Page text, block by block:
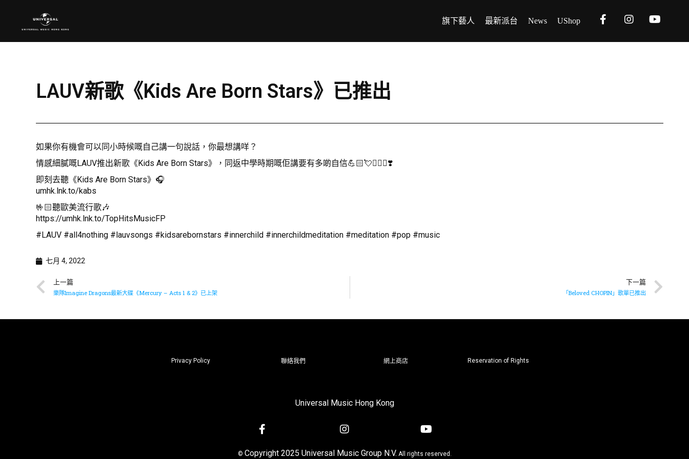
旗下藝人 最新派台 News UShop
LAUV新歌《Kids Are Born Stars》已推出
如果你有機會可以同小時候嘅自己講一句說話，你最想講咩？
情感細膩嘅LAUV推出新歌《Kids Are Born Stars》，同返中學時期嘅佢講要有多啲自信💪🏻💘🙆🏻‍♂️❣️
即刻去聽《Kids Are Born Stars》🎧
umhk.lnk.to/kabs
🤟🏻聽歐美流行歌🎶
https://umhk.lnk.to/TopHitsMusicFP
#LAUV #all4nothing #lauvsongs #kidsarebornstars #innerchild #innerchildmeditation #meditation #pop #music
七月 4, 2022
上一篇
樂隊Imagine Dragons最新大碟《Mercury – Acts 1 & 2》已上架
下一篇
「Beloved CHOPIN」歌單已推出
Privacy Policy 聯絡我們 網上商店 Reservation of Rights
Universal Music Hong Kong
© Copyright 2025 Universal Music Group N.V. All rights reserved.